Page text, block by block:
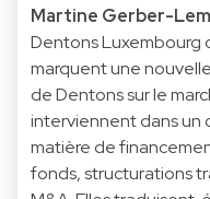
Martine Gerber-
Dentons Luxembourg
marquent une
de Dentons sur le
interviennent dans
matière de
fonds, structurations